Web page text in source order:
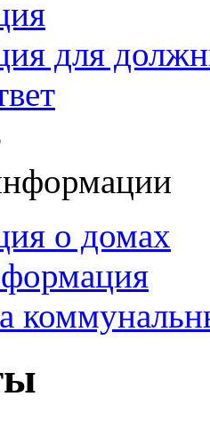
для
о домах